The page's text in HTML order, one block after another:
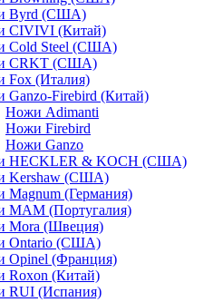
Byrd (США)
CIVIVI (Китай)
Cold Steel (США)
CRKT (США)
Fox (Италия)
Ganzo-Firebird (Китай)
Ножи Adimanti
Ножи Firebird
Ножи Ganzo
HECKLER & KOCH (США)
Kershaw (США)
Magnum (Германия)
MAM (Португалия)
Mora (Швеция)
Ontario (США)
Opinel (Франция)
Roxon (Китай)
RUI (Испания)